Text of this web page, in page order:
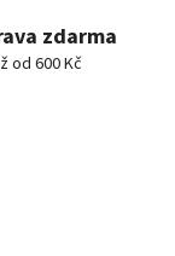
zdarma
od 600 Kč